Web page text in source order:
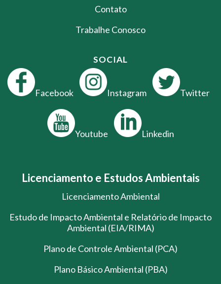
Contato
Trabalhe Conosco
SOCIAL
Facebook Instagram Twitter
Youtube Linkedin
Licenciamento e Estudos Ambientais
Licenciamento Ambiental
Estudo de Impacto Ambiental e Relatório de Impacto
Ambiental (EIA/RIMA)
Plano de Controle Ambiental (PCA)
Plano Básico Ambiental (PBA)